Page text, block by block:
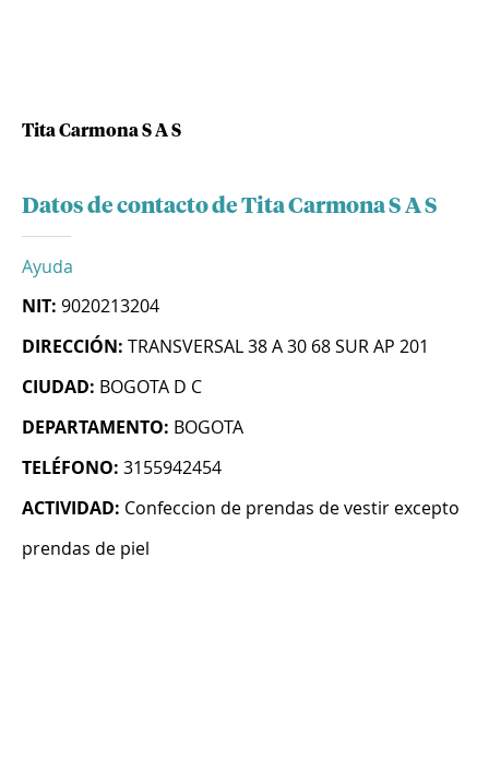
Tita Carmona S A S
Datos de contacto de Tita Carmona S A S
Ayuda
NIT: 9020213204
DIRECCIÓN: TRANSVERSAL 38 A 30 68 SUR AP 201
CIUDAD: BOGOTA D C
DEPARTAMENTO: BOGOTA
TELÉFONO: 3155942454
ACTIVIDAD: Confeccion de prendas de vestir excepto
prendas de piel